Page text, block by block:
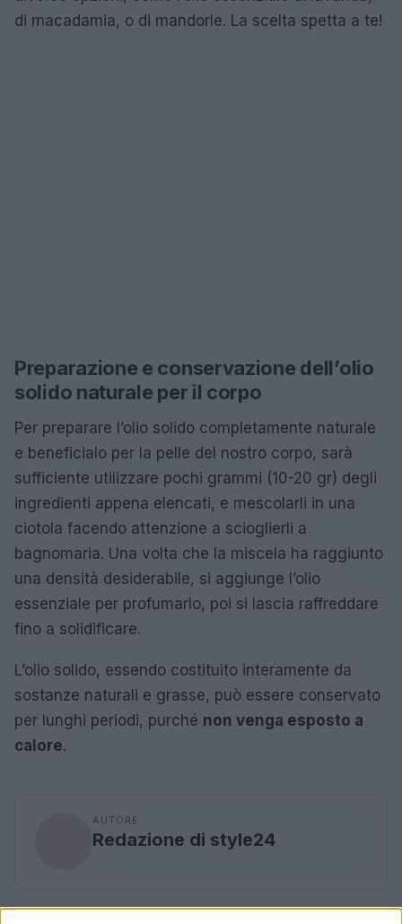
di macadamia, o di mandorle. La scelta spetta a te!
Preparazione e conservazione dell’olio
solido naturale per il corpo
Per preparare l’olio solido completamente naturale
e beneficialo per la pelle del nostro corpo, sarà
sufficiente utilizzare pochi grammi (10-20 gr) degli
ingredienti appena elencati, e mescolarli in una
ciotola facendo attenzione a scioglierli a
bagnomaria. Una volta che la miscela ha raggiunto
una densità desiderabile, si aggiunge l’olio
essenziale per profumarlo, poi si lascia raffreddare
fino a solidificare.
L’olio solido, essendo costituito interamente da
sostanze naturali e grasse, può essere conservato
per lunghi periodi, purché non venga esposto a
calore.
AUTORE
Redazione di style24